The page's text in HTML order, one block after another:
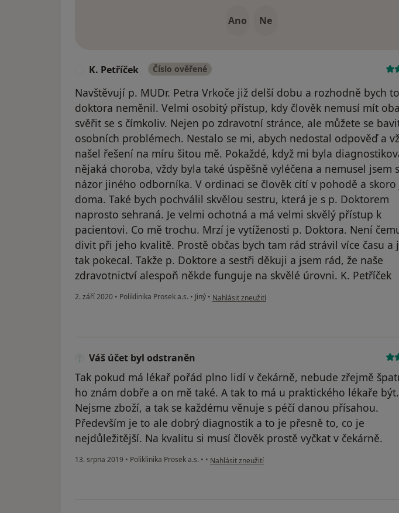
Ano Ne
K. Petříček Číslo ověřené
Navštěvují p. MUDr. Petra Vrkoče již delší dobu a rozhodně bych
doktora neměnil. Velmi osobitý přístup, kdy člověk nemusí mít
svěřit se s čímkoliv. Nejen po zdravotní stránce, ale můžete se
osobních problémech. Nestalo se mi, abych nedostal odpověď a
našel řešení na míru šitou mě. Pokaždé, když mi byla
nějaká choroba, vždy byla také úspěšně vyléčena a nemusel jsem
názor jiného odborníka. V ordinaci se člověk cítí v pohodě a skoro
doma. Také bych pochválil skvělou sestru, která je s p. Doktorem
naprosto sehraná. Je velmi ochotná a má velmi skvělý přístup k
pacientovi. Co mě trochu. Mrzí je vytíženosti p. Doktora. Není
divit při jeho kvalitě. Prostě občas bych tam rád strávil více času a
tak pokecal. Takže p. Doktore a sestři děkuji a jsem rád, že naše
zdravotnictví alespoň někde funguje na skvělé úrovni. K. Petříček
2. září 2020 • Poliklinika Prosek a.s. • Jiný • podle názoru uživatele K. Petříček
Nahlásit zneužití
Váš účet byl odstraněn
Tak pokud má lékař pořád plno lidí v čekárně, nebude zřejmě
ho znám dobře a on mě také. A tak to má u praktického lékaře být.
Nejsme zboží, a tak se každému věnuje s péčí danou přísahou.
Především je to ale dobrý diagnostik a to je přesně to, co je
nejdůležitější. Na kvalitu si musí člověk prostě vyčkat v čekárně.
13. srpna 2019 • Poliklinika Prosek a.s. • • podle názoru uživatele Váš účet byl odstraněn
Nahlásit zneužití